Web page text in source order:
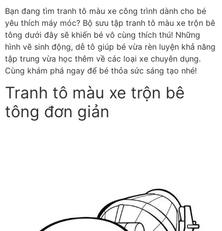
Bạn đang tìm tranh tô màu xe công trình dành cho bé
yêu thích máy móc? Bộ sưu tập tranh tô màu xe trộn bê
tông dưới đây sẽ khiến bé vô cùng thích thú! Những
hình vẽ sinh động, dễ tô giúp bé vừa rèn luyện khả năng
tập trung vừa học thêm về các loại xe chuyên dụng.
Cùng khám phá ngay để bé thỏa sức sáng tạo nhé!
Tranh tô màu xe trộn bê
tông đơn giản